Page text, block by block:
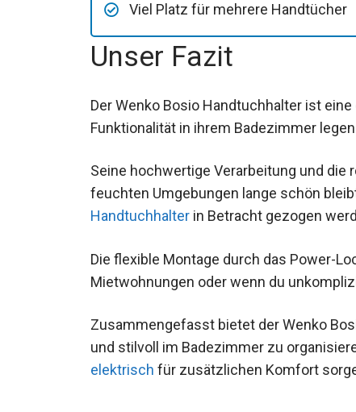
Viel Platz für mehrere Handtücher
Unser Fazit
Der Wenko Bosio Handtuchhalter ist
Funktionalität in ihrem Badezimmer
Seine hochwertige Verarbeitung und die
feuchten Umgebungen lange schön
Handtuchhalter in Betracht gezogen
Die flexible Montage durch das Power-
Mietwohnungen oder wenn du
Zusammengefasst bietet der Wenko
und stilvoll im Badezimmer zu
elektrisch für zusätzlichen Komfort